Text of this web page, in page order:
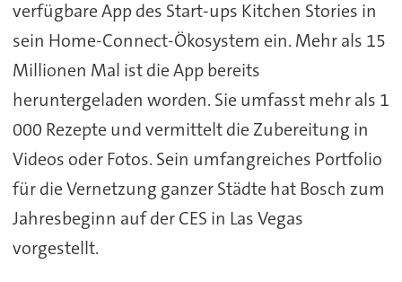
verfügbare App des Start-ups Kitchen Stories in
sein Home-Connect-Ökosystem ein. Mehr als 15
Millionen Mal ist die App bereits
heruntergeladen worden. Sie umfasst mehr als 1
000 Rezepte und vermittelt die Zubereitung in
Videos oder Fotos. Sein umfangreiches Portfolio
für die Vernetzung ganzer Städte hat Bosch zum
Jahresbeginn auf der CES in Las Vegas
vorgestellt.